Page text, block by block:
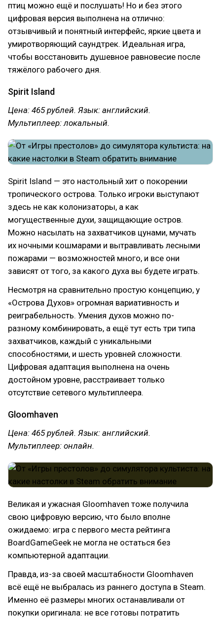
птиц можно ещё и послушать! Но и без этого
цифровая версия выполнена на отлично:
отзывчивый и понятный интерфейс, яркие цвета и
умиротворяющий саундтрек. Идеальная игра,
чтобы восстановить душевное равновесие после
тяжёлого рабочего дня.
Spirit Island
Цена: 465 рублей. Язык: английский.
Мультиплеер: локальный.
Spirit Island — это настольный хит о покорении
тропического острова. Только игроки выступают
здесь не как колонизаторы, а как
могущественные духи, защищающие остров.
Можно насылать на захватчиков цунами, мучать
их ночными кошмарами и вытравливать лесными
пожарами — возможностей много, и все они
зависят от того, за какого духа вы будете играть.
Несмотря на сравнительно простую концепцию, у
«Острова Духов» огромная вариативность и
реиграбельность. Умения духов можно по-
разному комбинировать, а ещё тут есть три типа
захватчиков, каждый с уникальными
способностями, и шесть уровней сложности.
Цифровая адаптация выполнена на очень
достойном уровне, расстраивает только
отсутствие сетевого мультиплеера.
Gloomhaven
Цена: 465 рублей. Язык: английский.
Мультиплеер: онлайн.
Великая и ужасная Gloomhaven тоже получила
свою цифровую версию, что было вполне
ожидаемо: игра с первого места рейтинга
BoardGameGeek не могла не остаться без
компьютерной адаптации.
Правда, из-за своей масштабности Gloomhaven
всё ещё не выбралась из раннего доступа в Steam.
Именно её размеры многих останавливали от
покупки оригинала: не все готовы потратить